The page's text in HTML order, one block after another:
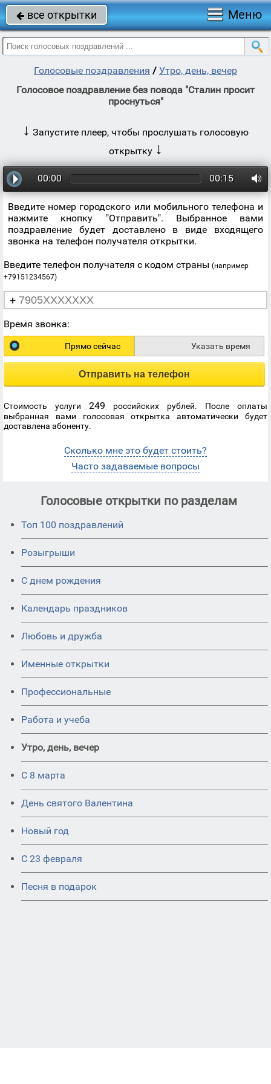
 все открытки Меню
Голосовые поздравления / Утро, день, вечер
Голосовое поздравление без повода "Сталин просит
проснуться"
↓ Запустите плеер, чтобы прослушать голосовую
открытку ↓
00:00 00:15
Введите номер городского или мобильного телефона и
нажмите кнопку "Отправить". Выбранное вами
поздравление будет доставлено в виде входящего
звонка на телефон получателя открытки.
Введите телефон получателя с кодом страны (например
+79151234567)
+
Время звонка:
Прямо сейчас Указать время
Отправить на телефон
Стоимость услуги 249 российских рублей. После оплаты
выбранная вами голосовая открытка автоматически будет
доставлена абоненту.
Сколько мне это будет стоить?
Часто задаваемые вопросы
Голосовые открытки по разделам
Топ 100 поздравлений
Розыгрыши
С днем рождения
Календарь праздников
Любовь и дружба
Именные открытки
Профессиональные
Работа и учеба
Утро, день, вечер
С 8 марта
День святого Валентина
Новый год
С 23 февраля
Песня в подарок